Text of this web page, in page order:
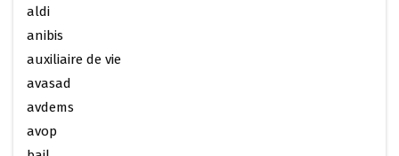
aldi
anibis
auxiliaire de vie
avasad
avdems
avop